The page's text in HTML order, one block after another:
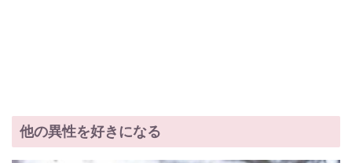
他の異性を好きになる